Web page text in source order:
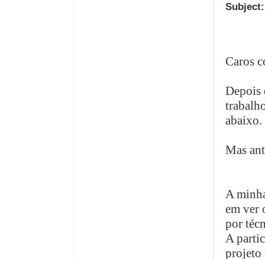
Subject:
Caros
Depois
abaixo.
Mas
A
em ver
por
A
projeto